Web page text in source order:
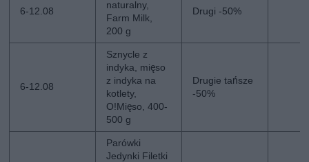
6-12.08
naturalny,
Farm Milk,
200 g
Drugi -50%
6-12.08
Sznycle z
indyka, mięso
z indyka na
kotlety,
O!Mięso, 400-
500 g
Drugie tańsze
-50%
Parówki
Jedynki Filetki